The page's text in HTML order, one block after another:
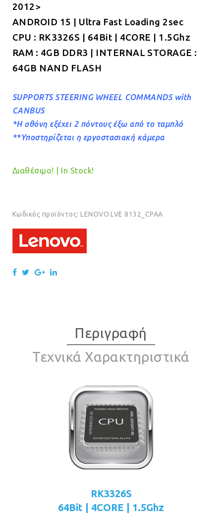
€329.00.
2012>
ANDROID 15 | Ultra Fast Loading 2sec
CPU : RK3326S | 64Bit | 4CORE | 1.5Ghz
RAM : 4GB DDR3 | INTERNAL STORAGE :
64GB NAND FLASH
SUPPORTS STEERING WHEEL COMMANDS with
CANBUS
*Η οθόνη εξέχει 2 πόντους έξω από το ταμπλό
**Υποστηρίζεται η εργοστασιακή κάμερα
Διαθέσιμο! | In Stock!
Κωδικός προϊόντος:LENOVO LVE 8132_CPAA
Περιγραφή
Τεχνικά Χαρακτηριστικά
RK3326S
64Bit | 4CORE | 1.5Ghz